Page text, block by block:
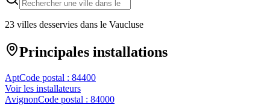
23 villes desservies dans le Vaucluse
Principales installations
AptCode postal : 84400
Voir les installateurs
AvignonCode postal : 84000